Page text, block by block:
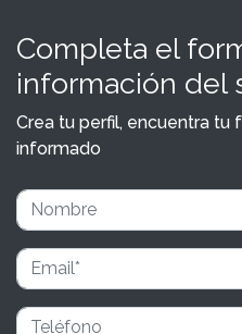
Completa el
información del
Crea tu perfil, encuentra tu
informado